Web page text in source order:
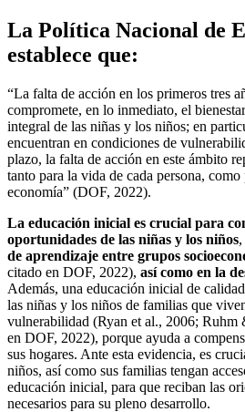
La Política Nacional de
establece que:
“La falta de acción en los primeros tres
compromete, en lo inmediato, el
integral de las niñas y los niños; en
encuentran en condiciones de
plazo, la falta de acción en este ámbito
tanto para la vida de cada persona,
economía” (DOF, 2022).
La educación inicial es crucial para
oportunidades de las niñas y los niños,
de aprendizaje entre grupos
citado en DOF, 2022), así como en la
Además, una educación inicial de
las niñas y los niños de familias que
vulnerabilidad (Ryan et al., 2006; Ruhm
en DOF, 2022), porque ayuda a
sus hogares. Ante esta evidencia, es
niños, así como sus familias tengan
educación inicial, para que reciban las
necesarios para su pleno desarrollo.